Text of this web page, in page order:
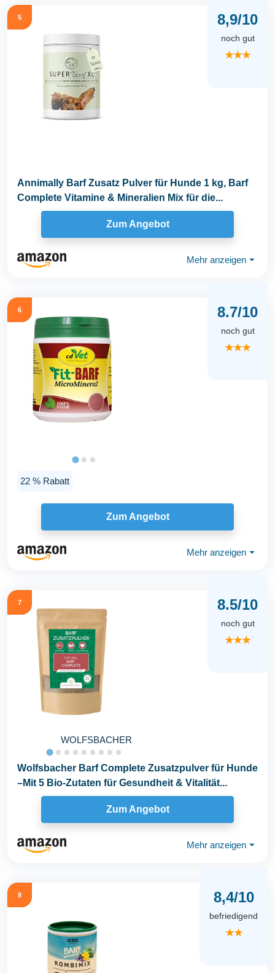
5 8,9/10
noch gut
★★★
Annimally Barf Zusatz Pulver für Hunde 1 kg, Barf
Complete Vitamine & Mineralien Mix für die...
Zum Angebot
Mehr anzeigen ⏷
6 8.7/10
noch gut
★★★
22 % Rabatt
Zum Angebot
Mehr anzeigen ⏷
7
WOLFSBACHER
8.5/10
noch gut
★★★
Wolfsbacher Barf Complete Zusatzpulver für Hunde
–Mit 5 Bio-Zutaten für Gesundheit & Vitalität...
Zum Angebot
Mehr anzeigen ⏷
8 8,4/10
befriedigend
★★